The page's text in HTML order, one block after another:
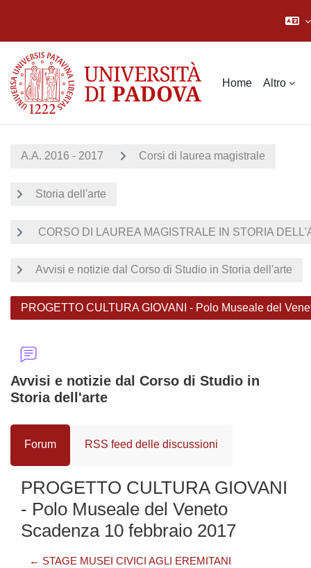
Home Altro
A.A. 2016 - 2017 Corsi di laurea magistrale
Storia dell'arte
CORSO DI LAUREA MAGISTRALE IN STORIA
Avvisi e notizie dal Corso di Studio in Storia dell'arte
PROGETTO CULTURA GIOVANI - Polo Museale del
Avvisi e notizie dal Corso di Studio in
Storia dell'arte
Forum RSS feed delle discussioni
PROGETTO CULTURA GIOVANI
- Polo Museale del Veneto
Scadenza 10 febbraio 2017
← STAGE MUSEI CIVICI AGLI EREMITANI